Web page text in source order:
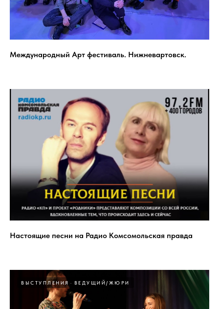
Международный Арт фестиваль. Нижневартовск.
Настоящие песни на Радио Комсомольская правда
ВЫСТУПЛЕНИЯ ВЕДУЩИЙ/ЖЮРИ